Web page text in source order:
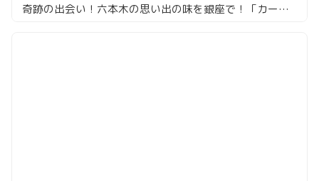
奇跡の出会い！六本木の思い出の味を銀座で！「カーン・ケバブ・ビリヤニ」